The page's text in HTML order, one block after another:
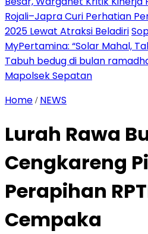
Rojali–Japra Curi Perhatian
2025 Lewat Atraksi Beladiri
MyPertamina: “Solar Mahal,
Tabuh bedug di bulan
Mapolsek Sepatan
Home / NEWS
Lurah Rawa
Cengkareng
Perapihan
Cempaka